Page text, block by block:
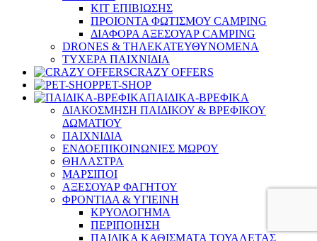
ΚΙΤ ΕΠΙΒΙΩΣΗΣ
ΠΡΟΙΟΝΤΑ ΦΩΤΙΣΜΟΥ CAMPING
ΔΙΑΦΟΡΑ ΑΞΕΣΟΥΑΡ CAMPING
DRONES & ΤΗΛΕΚΑΤΕΥΘΥΝΟΜΕΝΑ
ΤΥΧΕΡΑ ΠΑΙΧΝΙΔΙΑ
CRAZY OFFERS
PET-SHOP
ΠΑΙΔΙΚΑ-ΒΡΕΦΙΚΑ
ΔΙΑΚΟΣΜΗΣΗ ΠΑΙΔΙΚΟΥ & ΒΡΕΦΙΚΟΥ
ΔΩΜΑΤΙΟΥ
ΠΑΙΧΝΙΔΙΑ
ΕΝΔΟΕΠΙΚΟΙΝΩΝΙΕΣ ΜΩΡΟΥ
ΘΗΛΑΣΤΡΑ
ΜΑΡΣΙΠΟΙ
ΑΞΕΣΟΥΑΡ ΦΑΓΗΤΟΥ
ΦΡΟΝΤΙΔΑ & ΥΓΙΕΙΝΗ
ΚΡΥΟΛΟΓΗΜΑ
ΠΕΡΙΠΟΙΗΣΗ
ΠΑΙΔΙΚΑ ΚΑΘΙΣΜΑΤΑ ΤΟΥΑΛΕΤΑΣ